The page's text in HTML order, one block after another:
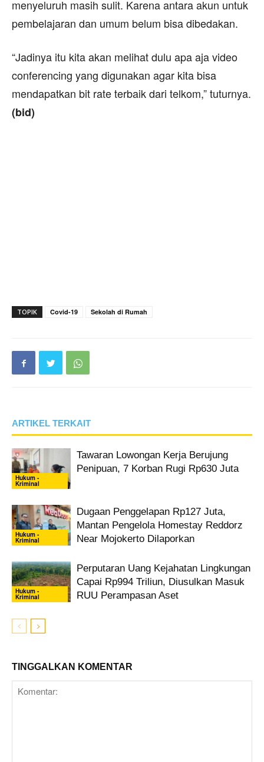
menyeluruh masih sulit. Karena antara akun untuk
pembelajaran dan umum belum bisa dibedakan.
“Jadinya itu kita akan melihat dulu apa aja video
conferencing yang digunakan agar kita bisa
mendapatkan bit rate terbaik dari telkom,” tuturnya.
(bid)
TOPIK Covid-19 Sekolah di Rumah
ARTIKEL TERKAIT
Hukum -
Kriminal
Tawaran Lowongan Kerja Berujung
Penipuan, 7 Korban Rugi Rp630 Juta
Hukum -
Kriminal
Dugaan Penggelapan Rp127 Juta,
Mantan Pengelola Homestay Reddorz
Near Mojokerto Dilaporkan
Hukum -
Kriminal
Perputaran Uang Kejahatan Lingkungan
Capai Rp994 Triliun, Diusulkan Masuk
RUU Perampasan Aset
TINGGALKAN KOMENTAR